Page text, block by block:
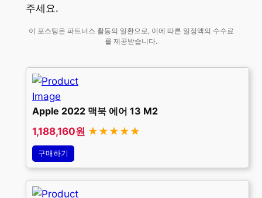
주세요.
이 포스팅은 파트너스 활동의 일환으로, 이에 따른 일정액의 수수료
를 제공받습니다.
Apple 2022 맥북 에어 13 M2
1,188,160원 ★★★★★
구매하기